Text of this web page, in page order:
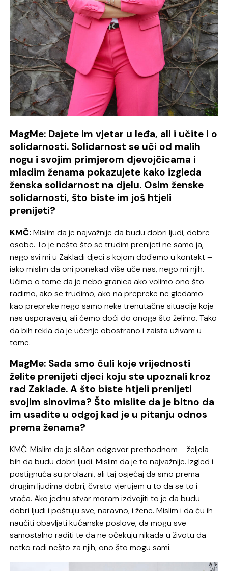
MagMe: Dajete im vjetar u leđa, ali i učite i o
solidarnosti. Solidarnost se uči od malih
nogu i svojim primjerom djevojčicama i
mladim ženama pokazujete kako izgleda
ženska solidarnost na djelu. Osim ženske
solidarnosti, što biste im još htjeli
prenijeti?
KMČ:Mislim da je najvažnije da budu dobri ljudi, dobre
osobe. To je nešto što se trudim prenijeti ne samo ja,
nego svi mi u Zakladi djeci s kojom dođemo u kontakt –
iako mislim da oni ponekad više uče nas, nego mi njih.
Učimo o tome da je nebo granica ako volimo ono što
radimo, ako se trudimo, ako na prepreke ne gledamo
kao prepreke nego samo neke trenutačne situacije koje
nas usporavaju, ali ćemo doći do onoga što želimo. Tako
da bih rekla da je učenje obostrano i zaista uživam u
tome.
MagMe: Sada smo čuli koje vrijednosti
želite prenijeti djeci koju ste upoznali kroz
rad Zaklade. A što biste htjeli prenijeti
svojim sinovima? Što mislite da je bitno da
im usadite u odgoj kad je u pitanju odnos
prema ženama?
KMČ: Mislim da je sličan odgovor prethodnom – željela
bih da budu dobri ljudi. Mislim da je to najvažnije. Izgled i
postignuća su prolazni, ali taj osjećaj da smo prema
drugim ljudima dobri, čvrsto vjerujem u to da se to i
vraća. Ako jednu stvar moram izdvojiti to je da budu
dobri ljudi i poštuju sve, naravno, i žene. Mislim i da ću ih
naučiti obavljati kućanske poslove, da mogu sve
samostalno raditi te da ne očekuju nikada u životu da
netko radi nešto za njih, ono što mogu sami.